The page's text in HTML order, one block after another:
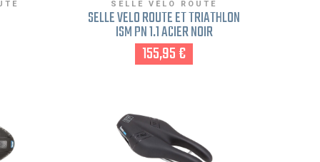
SELLE VÉLO ROUTE
SELLE VÉLO ROUTE ET TRIATHLON
ISM PN 1.1 ACIER NOIR
155,95 €